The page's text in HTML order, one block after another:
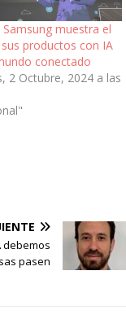
Samsung muestra el
productos con IA
conectado
2 Octubre, 2024 a las
debemos
pasen